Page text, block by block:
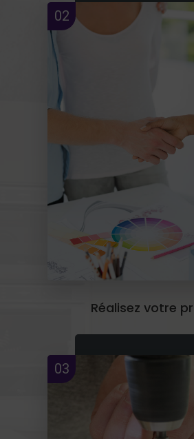
02
Réalisez votre
03